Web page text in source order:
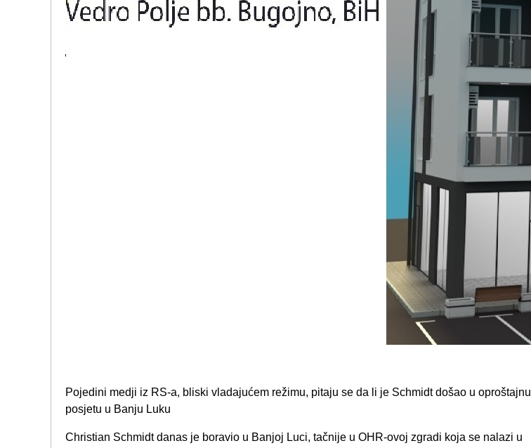
Pojedini medji iz RS-a, bliski vladajućem režimu, pitaju se da li je Schmidt došao u oproštajnu
posjetu u Banju Luku
Christian Schmidt danas je boravio u Banjoj Luci, tačnije u OHR-ovoj zgradi koja se nalazi u